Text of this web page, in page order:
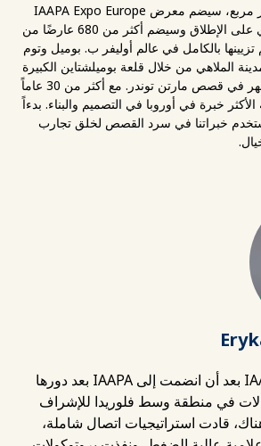
على مساحة 18.500 متر مربع، سيضم معرض IAAPA Expo Europe
2024 أكبر معرض تجاري على الإطلاق وسيضم أكثر من 680 عارضًا من
تزيينها بالكامل في عالم أوليفر ب. بوميل وتوم
الملاهي من خلال قلعة بوميلشتاين الكبيرة
وتمر بمناطق مختلفة تظهر في قصص مارتن توندر. مع أكثر من 30 عاماً
خبرة في أوروبا في التصميم والبناء. بدءاً
خبراتنا في سرد القصص لخلق تجارب
انضمت إريكا إلى IAAPA بعد أن انضمت إلى IAAPA بعد دورها
في منطقة وسط فلوريدا للإشراف
قادت استراتيجيات اتصال شاملة،